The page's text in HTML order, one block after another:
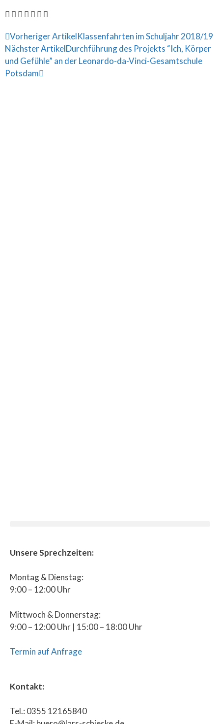
Vorheriger ArtikelKlassenfahrten im Schuljahr 2018/19
Nächster ArtikelDurchführung des Projekts “Ich, Körper
und Gefühle” an der Leonardo-da-Vinci-Gesamtschule
Potsdam
Unsere Sprechzeiten:
Montag & Dienstag:
9:00 – 12:00 Uhr
Mittwoch & Donnerstag:
9:00 – 12:00 Uhr | 15:00 – 18:00 Uhr
Termin auf Anfrage
Kontakt:
Tel.: 0355 12165840